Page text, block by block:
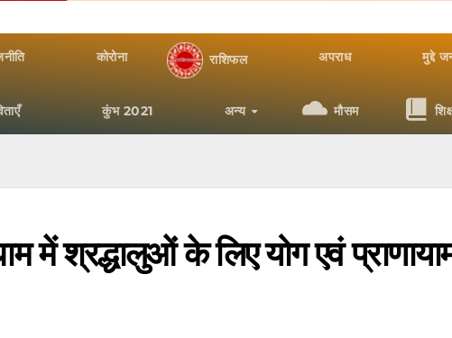
कोरोना राशिफल अपराध मुद्दे
कुंभ 2021 अन्य मौसम
में श्रद्धालुओं के लिए योग एवं